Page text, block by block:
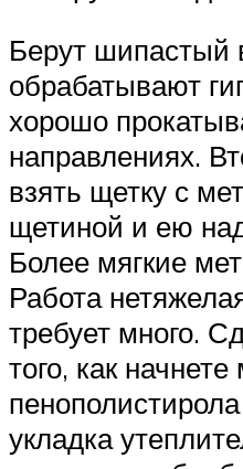
Берут шипастый
обрабатывают
хорошо
направлениях.
взять щетку с
щетиной и ею
Более мягкие
Работа
требует много.
того, как
укладка